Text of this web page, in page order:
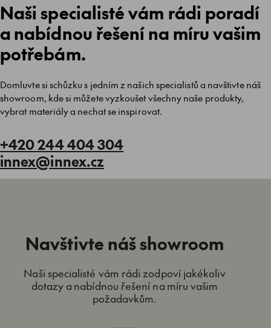
Naši specialisté vám rádi poradí
a nabídnou řešení na míru vašim
potřebám.
Domluvte si schůzku s jedním z našich specialistů a navštivte náš
showroom, kde si můžete vyzkoušet všechny naše produkty,
vybrat materiály a nechat se inspirovat.
+420 244 404 304
innex@innex.cz
Navštivte náš showroom
Naši specialisté vám rádi zodpoví jakékoliv
dotazy a nabídnou řešení na míru vašim
požadavkům.